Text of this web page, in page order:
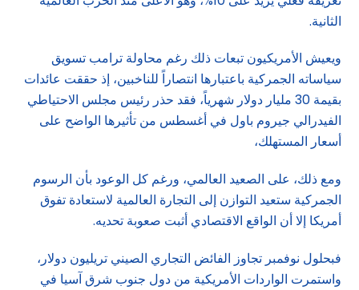
الثانية.
ويعيش الأمريكيون تبعات ذلك رغم محاولة ترامب تسويق
سياساته الجمركية باعتبارها انتصاراً للناخبين، إذ حققت عائدات
بقيمة 30 مليار دولار شهرياً، فقد حذر رئيس مجلس الاحتياطي
الفيدرالي جيروم باول في أغسطس من تأثيرها الواضح على
أسعار المستهلك،
ومع ذلك، على الصعيد العالمي، ورغم كل الوعود بأن الرسوم
الجمركية ستعيد التوازن إلى التجارة العالمية لاستعادة تفوق
أمريكا إلا أن الواقع الاقتصادي أثبت صعوبة تحديه.
فبحلول نوفمبر تجاوز الفائض التجاري الصيني تريليون دولار،
واستمرت الواردات الأمريكية من دول جنوب شرق آسيا في